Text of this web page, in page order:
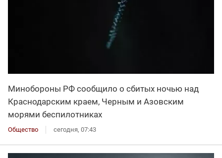
Минобороны РФ сообщило о сбитых ночью над
Краснодарским краем, Черным и Азовским
морями беспилотниках
Общество сегодня, 07:43